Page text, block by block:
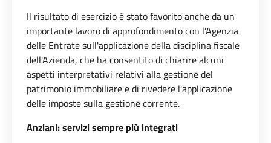
Il risultato di esercizio è stato favorito anche da un
importante lavoro di approfondimento con l'Agenzia
delle Entrate sull'applicazione della disciplina fiscale
dell'Azienda, che ha consentito di chiarire alcuni
aspetti interpretativi relativi alla gestione del
patrimonio immobiliare e di rivedere l'applicazione
delle imposte sulla gestione corrente.
Anziani: servizi sempre più integrati